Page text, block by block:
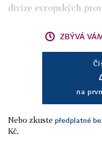
divize evropských
ZBÝVÁ
na
Nebo zkuste předplatné
Kč.